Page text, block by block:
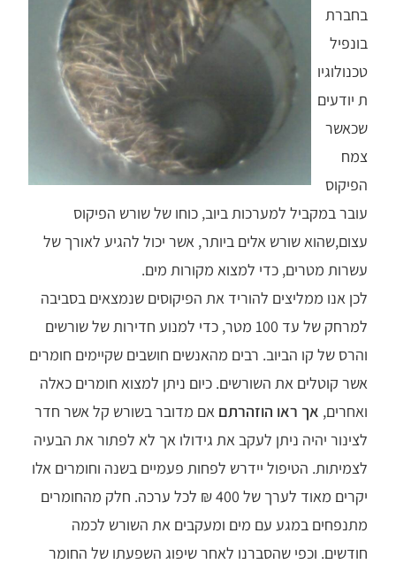
בחברת
בונפיל
טכנולוגיו
ת יודעים
שכאשר
צמח
הפיקוס
עובר במקביל למערכות ביוב, כוחו של שורש הפיקוס
עצום,שהוא שורש אלים ביותר, אשר יכול להגיע לאורך של
עשרות מטרים, כדי למצוא מקורות מים.
לכן אנו ממליצים להוריד את הפיקוסים שנמצאים בסביבה
למרחק של עד 100 מטר, כדי למנוע חדירות של שורשים
והרס של קו הביוב. רבים מהאנשים חושבים שקיימים חומרים
אשר קוטלים את השורשים. כיום ניתן למצוא חומרים כאלה
ואחרים, אך ראו הוזהרתם אם מדובר בשורש קל אשר חדר
לצינור יהיה ניתן לעקב את גידולו אך לא לפתור את הבעיה
לצמיתות. הטיפול יידרש לפחות פעמיים בשנה וחומרים אלו
יקרים מאוד לערך של 400 ₪ לכל ערכה. חלק מהחומרים
מתנפחים במגע עם מים ומעקבים את השורש לכמה
חודשים. וכפי שהסברנו לאחר שיפוג השפעתו של החומר